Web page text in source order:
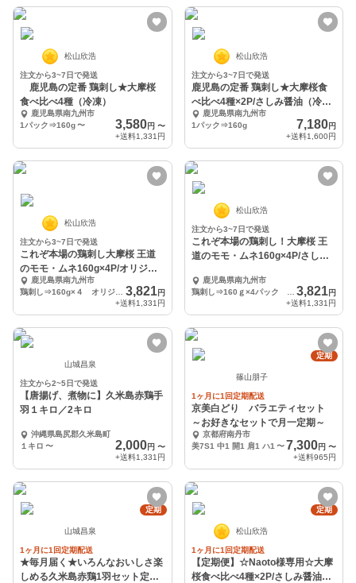
松山欣浩
注文から3~7日で発送
鹿児島の定番 鶏刺し★大摩桜
食べ比べ4種（冷凍）
鹿児島県南九州市
1パック⇒160g〜 3,580円 〜
+送料1,331円
松山欣浩
注文から3~7日で発送
鹿児島の定番 鶏刺し★大摩桜食
べ比べ4種×2P/さしみ醤油（冷
凍）鹿児島県南九州市
1パック⇒160g
7,180円
+送料1,600円
松山欣浩
注文から3~7日で発送
これぞ本場の鶏刺し大摩桜 王道
のモモ・ムネ160g×4P/オリジナ
ル醤油（冷凍
鹿児島県南九州市
3,821円
+送料1,331円
松山欣浩
注文から3~7日で発送
これぞ本場の鶏刺し！大摩桜 王
道のモモ・ムネ160g×4P/さしみ
鹿児島県南九州市
3,821円
+送料1,331円
山城昌泉
注文から2~5日で発送
【唐揚げ、煮物に】久米島赤鶏手
羽１キロ／2キロ
沖縄県島尻郡久米島町
１キロ 〜 2,000円 〜
+送料1,331円
定期
篠山朋子
1ヶ月に1回定期配送
京美白どり バラエティセット
～お好きなセットで月一定期～
京都府南丹市
美7S1 中1 開1 肩1 ハ1 〜 7,300円 〜
+送料965円
定期
山城昌泉
1ヶ月に1回定期配送
★毎月届く★いろんなおいしさ楽
しめる久米島赤鶏1羽セット定期
定期
松山欣浩
1ヶ月に1回定期配送
【定期便】☆Naoto様専用☆大摩
桜食べ比べ4種×2P/さしみ醤油